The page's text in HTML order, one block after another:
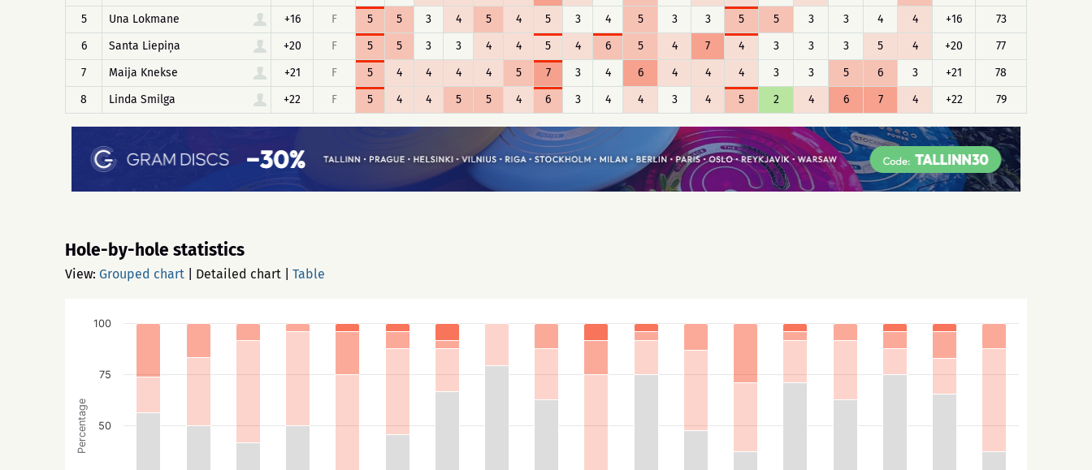
5
Una Lokmane +16 F 5 5 3 4 5 4 5 3 4 5 3 3 5 5 3 3 4 4 +16
73
6
Santa Liepiņa +20 F 5 5 3 3 4 4 5 4 6 5 4 7 4 3 3 3 5 4 +20
77
7
Maija Knekse +21 F 5 4 4 4 4 5 7 3 4 6 4 4 4 3 3 5 6 3 +21
78
8
Linda Smilga +22 F 5 4 4 5 5 4 6 3 4 4 3 4 5 2 4 6 7 4 +22 79
Hole-by-hole statistics
View: Grouped chart Detailed chart Table
Percentage 50
75
100